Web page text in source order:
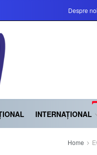
Despre noi
INTERNAȚIONAL
Home